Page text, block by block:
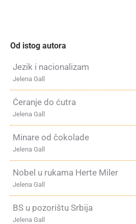
Od istog autora
Jezik i nacionalizam
Jelena Gall
Ćeranje do ćutra
Jelena Gall
Minare od čokolade
Jelena Gall
Nobel u rukama Herte Miler
Jelena Gall
BS u pozorištu Srbija
Jelena Gall